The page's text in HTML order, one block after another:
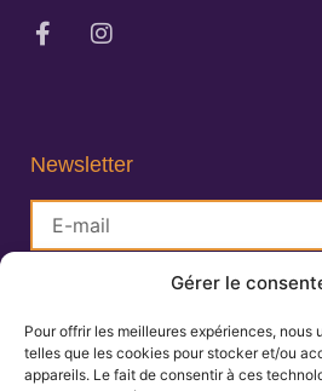
Gérer le
Pour offrir les meilleures expériences, nous
telles que les cookies pour stocker et/ou
appareils. Le fait de consentir à ces
Newsletter
S'inscrire
Lisa Charlin